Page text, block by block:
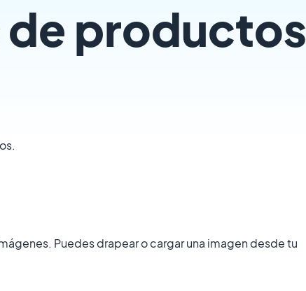
de productos
Puedes drapear o cargar una imagen desde tu